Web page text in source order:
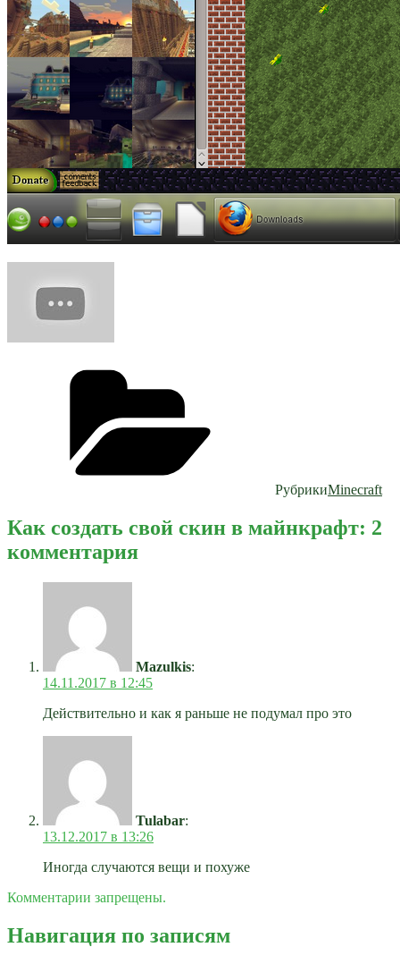
РубрикиMinecraft
Как создать свой скин в майнкрафт: 2
комментария
Mazulkis:
14.11.2017 в 12:45
Действительно и как я раньше не подумал про это
Tulabar:
13.12.2017 в 13:26
Иногда случаются вещи и похуже
Комментарии запрещены.
Навигация по записям